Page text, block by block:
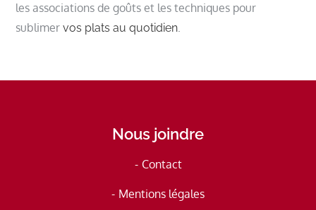
les associations de goûts et les techniques pour
sublimervos plats au quotidien.
Nous joindre
Contact
Mentions légales